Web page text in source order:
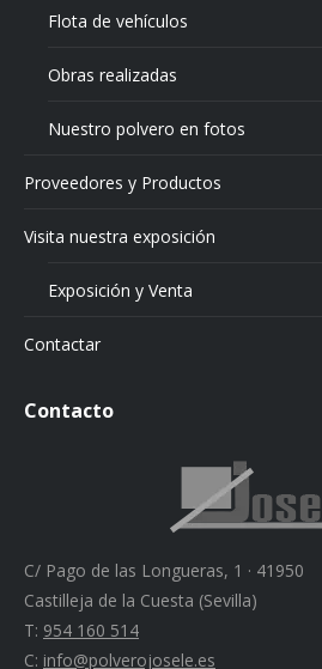
Flota de vehículos
Obras realizadas
Nuestro polvero en fotos
Proveedores y Productos
Visita nuestra exposición
Exposición y Venta
Contactar
Contacto
C/ Pago de las Longueras, 1 · 41950
Castilleja de la Cuesta (Sevilla)
T: 954 160 514
C: info@polverojosele.es